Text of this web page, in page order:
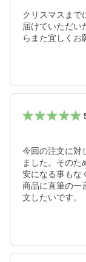
クリスマスまで
届けていただい
らまた宜しくお
今回の注文に対
ました。そのた
安になる事もな
商品に直筆の一
文したいです。